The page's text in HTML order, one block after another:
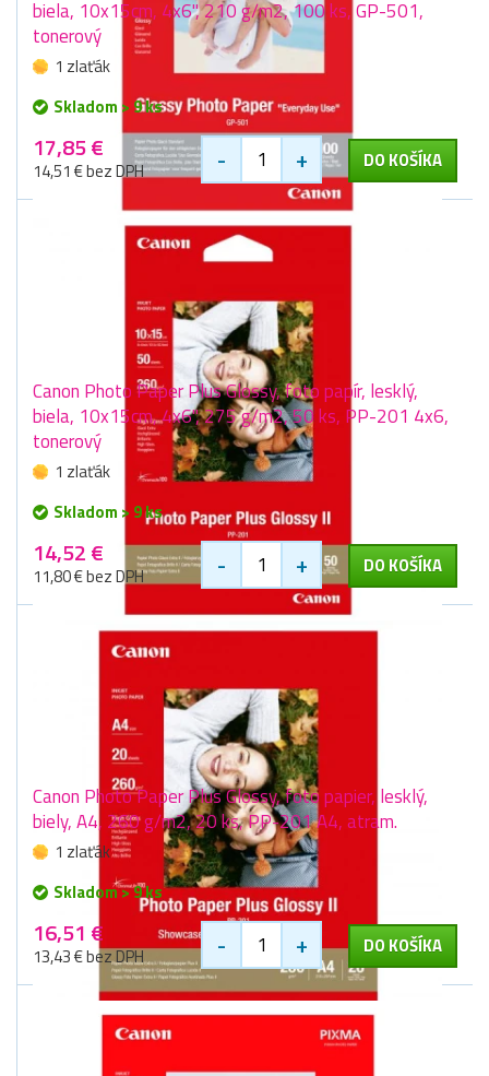
biela, 10x15cm, 4x6", 210 g/m2, 100 ks, GP-501,
tonerový
1 zlaťák
Skladom > 9 ks
17,85 €
14,51 € bez DPH - + DO KOŠÍKA
Canon Photo Paper Plus Glossy, foto papír, lesklý,
biela, 10x15cm, 4x6", 275 g/m2, 50 ks, PP-201 4x6,
tonerový
1 zlaťák
Skladom > 9 ks
14,52 €
11,80 € bez DPH - + DO KOŠÍKA
Canon Photo Paper Plus Glossy, foto papier, lesklý,
biely, A4, 260 g/m2, 20 ks, PP-201 A4, atram.
1 zlaťák
Skladom > 9 ks
16,51 €
13,43 € bez DPH - + DO KOŠÍKA